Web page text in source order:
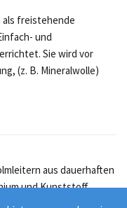
als freistehende
und
Sie wird vor
(z. B. Mineralwolle)
aus dauerhaften
und Kunststoff
zum Einsatz, wo